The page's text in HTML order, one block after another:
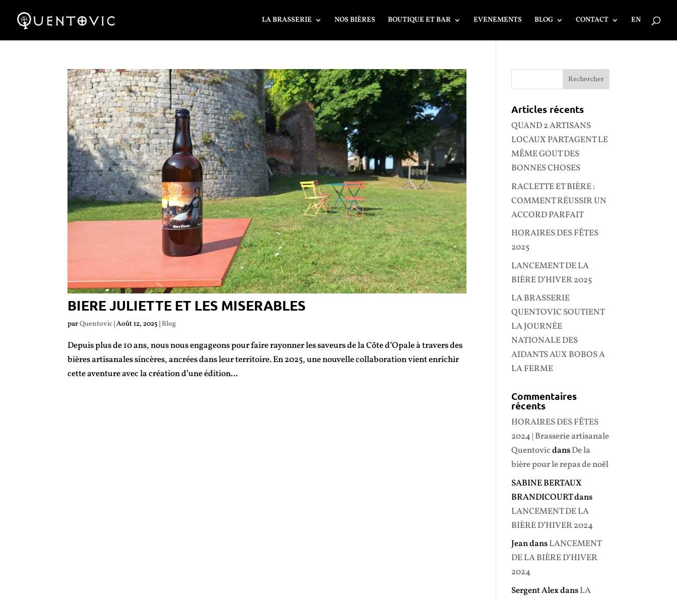
LA BRASSERIE NOS BIÈRES BOUTIQUE ET BAR EVENEMENTS BLOG CONTACT EN
BIERE JULIETTE ET LES MISERABLES
parQuentovic|Août 12, 2025 |Blog
Depuis plus de 10 ans, nous nous engageons pour faire rayonner les saveurs de la Côte d’Opale à travers des
bières artisanales sincères, ancrées dans leur territoire. En 2025, une nouvelle collaboration vient enrichir
cette aventure avec la création d’une édition...
Articles récents
QUAND 2 ARTISANS
LOCAUX PARTAGENT LE
MÊME GOUT DES
BONNES CHOSES
RACLETTE ET BIÈRE :
COMMENT RÉUSSIR UN
ACCORD PARFAIT
HORAIRES DES FÊTES
2025
LANCEMENT DE LA
BIÈRE D’HIVER 2025
LA BRASSERIE
QUENTOVIC SOUTIENT
LA JOURNÉE
NATIONALE DES
AIDANTS AUX BOBOS A
LA FERME
Commentaires
récents
HORAIRES DES FÊTES
2024 | Brasserie artisanale
QuentovicdansDe la
bière pour le repas de noël
SABINE BERTAUX
BRANDICOURTdans
LANCEMENT DE LA
BIÈRE D’HIVER 2024
JeandansLANCEMENT
DE LA BIÈRE D’HIVER
2024
Sergent AlexdansLA